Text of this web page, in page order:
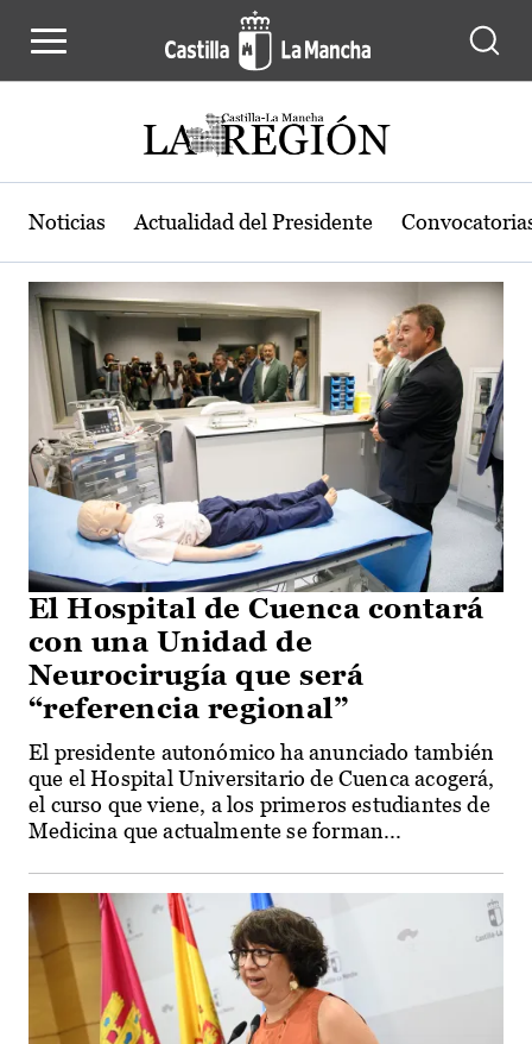
Actualidad de la región de Castilla-
Noticias Actualidad del Presidente
El Hospital de Cuenca contará
con una Unidad de
Neurocirugía que será
“referencia regional”
El presidente autonómico ha anunciado también
que el Hospital Universitario de Cuenca acogerá,
el curso que viene, a los primeros estudiantes de
Medicina que actualmente se forman...